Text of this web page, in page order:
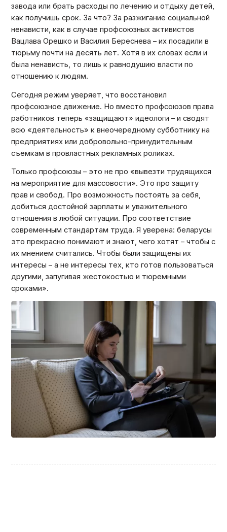
завода или брать расходы по лечению и отдыху детей,
как получишь срок. За что? За разжигание социальной
ненависти, как в случае профсоюзных активистов
Вацлава Орешко и Василия Береснева – их посадили в
тюрьму почти на десять лет. Хотя в их словах если и
была ненависть, то лишь к равнодушию власти по
отношению к людям.
Сегодня режим уверяет, что восстановил
профсоюзное движение. Но вместо профсоюзов права
работников теперь «защищают» идеологи – и сводят
всю «деятельность» к внеочередному субботнику на
предприятиях или добровольно-принудительным
съемкам в провластных рекламных роликах.
Только профсоюзы – это не про «вывезти трудящихся
на мероприятие для массовости». Это про защиту
прав и свобод. Про возможность постоять за себя,
добиться достойной зарплаты и уважительного
отношения в любой ситуации. Про соответствие
современным стандартам труда. Я уверена: беларусы
это прекрасно понимают и знают, чего хотят – чтобы с
их мнением считались. Чтобы были защищены их
интересы – а не интересы тех, кто готов пользоваться
другими, запугивая жестокостью и тюремными
сроками».